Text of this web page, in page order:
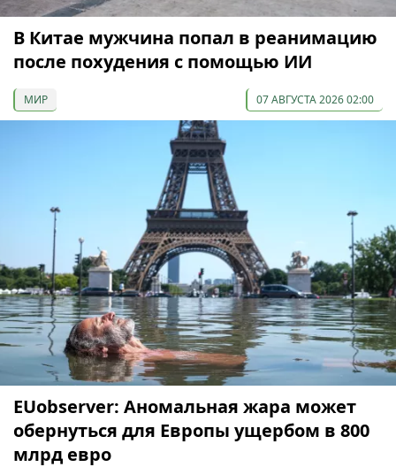
В Китае мужчина попал в реанимацию
после похудения с помощью ИИ
МИР 07 АВГУСТА 2026 02:00
EUobserver: Аномальная жара может
обернуться для Европы ущербом в 800
млрд евро